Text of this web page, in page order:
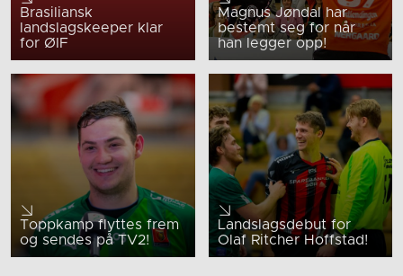
Brasiliansk
landslagskeeper klar
for ØIF
Magnus Jøndal har
bestemt seg for når
han legger opp!
Toppkamp flyttes frem
og sendes på TV2!
Landslagsdebut for
Olaf Ritcher Hoffstad!